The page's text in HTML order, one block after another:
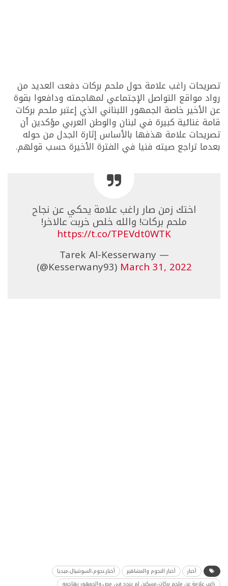
تصريحات راغب علامة حول ملحم بركات دفعت العديد من
رواد مواقع التواصل الإجتماعي لمهاجمته ودافعوا بقوة
عن الأخير خاصة الجمهور اللبناني الذي إعتبر ملحم بركات
قامة غنائية كبيرة في لبنان والوطن العربي مؤكدين أن
تصريحات علامة هذفها بالأساس إثارة الجدل من حوله
بعدما تراجع صيته فنيا في الفترة الأخيرة حسب قولهم.
اختك زمن صار راغب علامة يحكي عن نجاح
ملحم بركات! والله خلص خربت عالاخر!
https://t.co/TPEVdt0WTK
— Tarek Al-Kesserwany
(@Kesserwany93) March 31, 2022
أخبار أخبار النجوم والمشاهير
أخبار،نجوم،السوشيال،ميديا
راغب علامة عن ملحم بركات،مسكين لم ينجح في مص،والجمهور يهاجمه